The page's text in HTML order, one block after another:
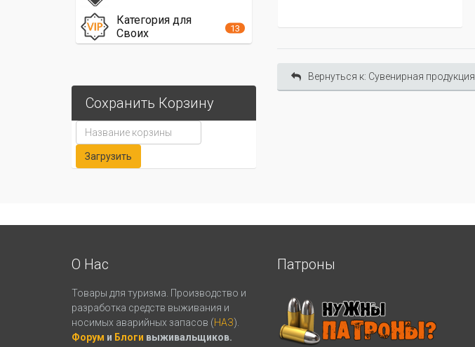
Вернуться к: Сувенирная продукция
Категория для
Своих
13
Сохранить Корзину
О Нас
Товары для туризма. Производство и
разработка средств выживания и
носимых аварийных запасов (НАЗ).
Форум и Блоги выживальщиков.
Патроны